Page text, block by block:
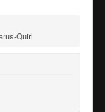
Quirl